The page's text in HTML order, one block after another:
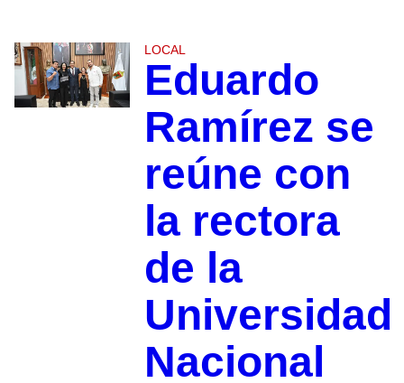
LOCAL
Eduardo
Ramírez se
reúne con
la rectora
de la
Universidad
Nacional